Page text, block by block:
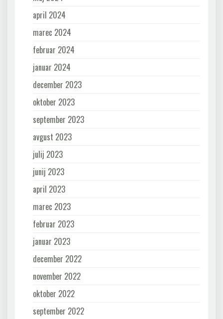
april 2024
marec 2024
februar 2024
januar 2024
december 2023
oktober 2023
september 2023
avgust 2023
julij 2023
junij 2023
april 2023
marec 2023
februar 2023
januar 2023
december 2022
november 2022
oktober 2022
september 2022